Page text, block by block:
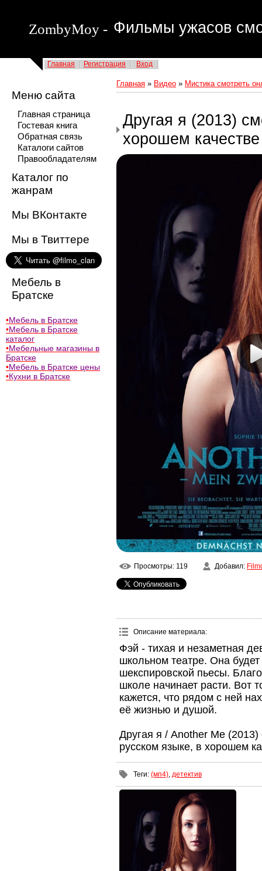
ZombyMoy - Фильмы ужасов
Главная Регистрация Вход
Меню сайта
Главная страница
Гостевая книга
Обратная связь
Каталоги сайтов
Правообладателям
Каталог по
жанрам
Мы ВКонтакте
Мы в Твиттере
Мебель в
Братске
•Мебель в Братске
•Мебель в Братске
каталог
•Мебельные магазины в
Братске
•Мебель в Братске цены
•Кухни в Братске
Главная » Видео » Мистика смотреть
Другая я (2013)
хорошем
Просмотры: 119 Добавил:
Описание материала:
Фэй - тихая и незаметная
школьном театре. Она
шекспировской пьесы.
школе начинает расти. Вот
кажется, что рядом с ней
её жизнью и душой.
Другая я / Another Me
русском языке, в хорошем
Теги: (мп4), детектив